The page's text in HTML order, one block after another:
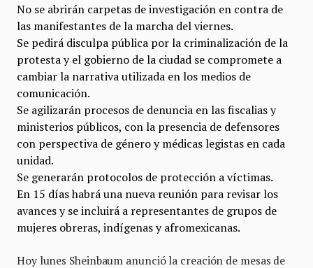
No se abrirán carpetas de investigación en contra de
las manifestantes de la marcha del viernes.
Se pedirá disculpa pública por la criminalización de la
protesta y el gobierno de la ciudad se compromete a
cambiar la narrativa utilizada en los medios de
comunicación.
Se agilizarán procesos de denuncia en las fiscalias y
ministerios públicos, con la presencia de defensores
con perspectiva de género y médicas legistas en cada
unidad.
Se generarán protocolos de protección a víctimas.
En 15 días habrá una nueva reunión para revisar los
avances y se incluirá a representantes de grupos de
mujeres obreras, indígenas y afromexicanas.
Hoy lunes Sheinbaum anunció la creación de mesas de